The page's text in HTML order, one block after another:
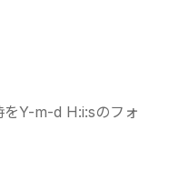
Y-m-d H:i:sのフォ